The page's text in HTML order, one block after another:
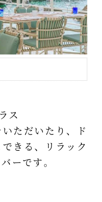
ス
ただいたり、ド
きる、リラック
ーです。